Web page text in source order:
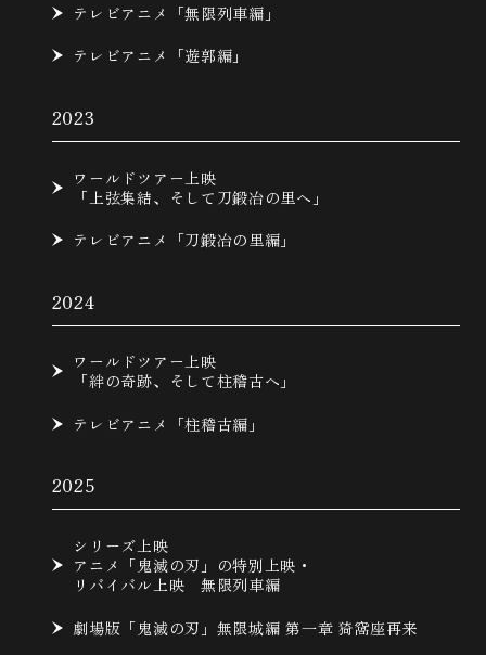
テレビアニメ「無限列車編」
テレビアニメ「遊郭編」
2023
ワールドツアー上映
「上弦集結、そして刀鍛冶の里へ」
テレビアニメ「刀鍛冶の里編」
2024
ワールドツアー上映
「絆の奇跡、そして柱稽古へ」
テレビアニメ「柱稽古編」
2025
シリーズ上映
アニメ「鬼滅の刃」の特別上映・
リバイバル上映 無限列車編
劇場版「鬼滅の刃」無限城編 第一章 猗窩座再来